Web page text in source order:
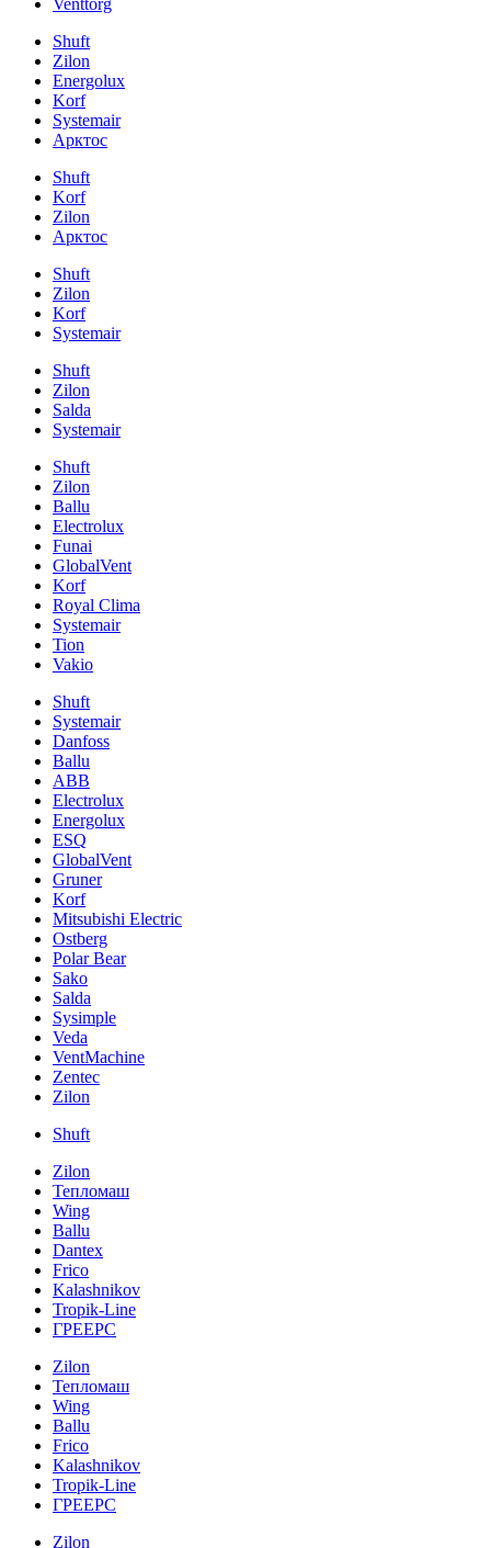
Shuft
Zilon
Energolux
Korf
Systemair
Арктос
Shuft
Korf
Zilon
Арктос
Shuft
Zilon
Korf
Systemair
Shuft
Zilon
Salda
Systemair
Shuft
Zilon
Ballu
Electrolux
Funai
GlobalVent
Korf
Royal Clima
Systemair
Tion
Vakio
Shuft
Systemair
Danfoss
Ballu
ABB
Electrolux
Energolux
ESQ
GlobalVent
Gruner
Korf
Mitsubishi Electric
Ostberg
Polar Bear
Sako
Salda
Sysimple
Veda
VentMachine
Zentec
Zilon
Shuft
Zilon
Тепломаш
Wing
Ballu
Dantex
Frico
Kalashnikov
Tropik-Line
ГРЕЕРС
Zilon
Тепломаш
Wing
Ballu
Frico
Kalashnikov
Tropik-Line
ГРЕЕРС
Zilon